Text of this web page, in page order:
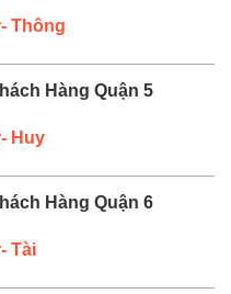
Thông
Hàng Quận 5
Huy
Hàng Quận 6
Tài